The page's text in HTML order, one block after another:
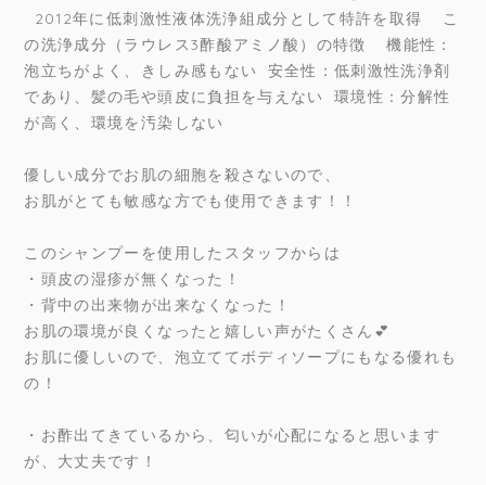
2012年に低刺激性液体洗浄組成分として特許を取得 こ
の洗浄成分（ラウレス3酢酸アミノ酸）の特徴 機能性：
泡立ちがよく、きしみ感もない 安全性：低刺激性洗浄剤
であり、髪の毛や頭皮に負担を与えない 環境性：分解性
が高く、環境を汚染しない
優しい成分でお肌の細胞を殺さないので、
お肌がとても敏感な方でも使用できます！！
このシャンプーを使用したスタッフからは
・頭皮の湿疹が無くなった！
・背中の出来物が出来なくなった！
お肌の環境が良くなったと嬉しい声がたくさん💕
お肌に優しいので、泡立ててボディソープにもなる優れも
の！
・お酢出てきているから、匂いが心配になると思います
が、大丈夫です！